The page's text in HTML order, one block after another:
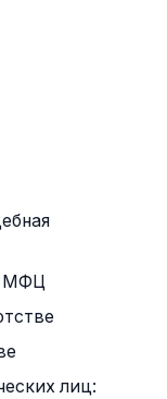
МФЦ
лиц: